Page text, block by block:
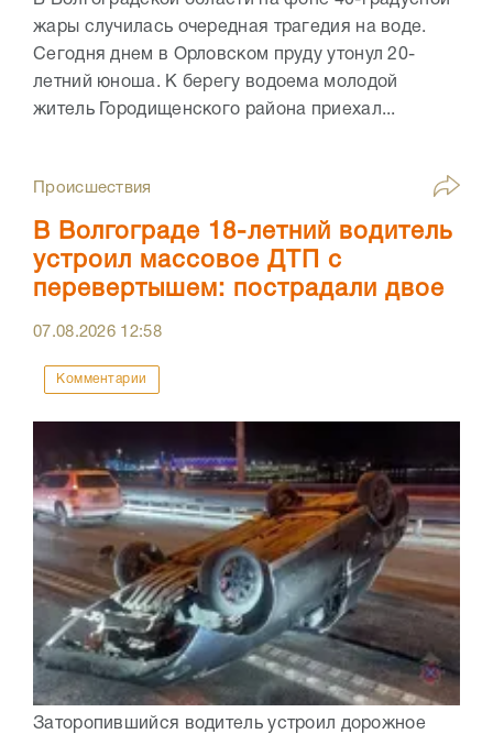
жары случилась очередная трагедия на воде.
Сегодня днем в Орловском пруду утонул 20-
летний юноша. К берегу водоема молодой
житель Городищенского района приехал...
Происшествия
В Волгограде 18-летний водитель
устроил массовое ДТП с
перевертышем: пострадали двое
07.08.2026 12:58
Комментарии
Заторопившийся водитель устроил дорожное